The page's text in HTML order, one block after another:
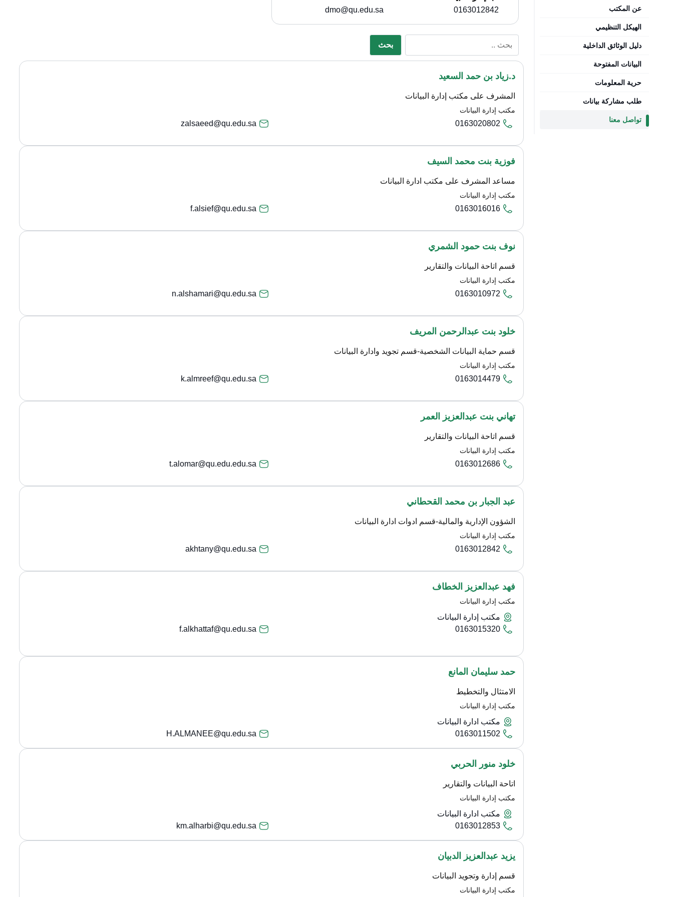
عن المكتب
الهيكل التنظيمي
دليل الوثائق الداخلية
البيانات المفتوحة
حرية المعلومات
طلب مشاركة بيانات
تواصل معنا
0163012842
dmo@qu.edu.sa
بحث
د.زياد بن حمد السعيد
المشرف على مكتب إدارة البيانات
مكتب إدارة البيانات
0163020802
zalsaeed@qu.edu.sa
فوزية بنت محمد السيف
مساعد المشرف على مكتب ادارة البيانات
مكتب إدارة البيانات
0163016016
f.alsief@qu.edu.sa
نوف بنت حمود الشمري
قسم اتاحة البيانات والتقارير
مكتب إدارة البيانات
0163010972
n.alshamari@qu.edu.sa
خلود بنت عبدالرحمن المريف
قسم حماية البيانات الشخصية-قسم تجويد وادارة البيانات
مكتب إدارة البيانات
0163014479
k.almreef@qu.edu.sa
تهاني بنت عبدالعزيز العمر
قسم اتاحة البيانات والتقارير
مكتب إدارة البيانات
0163012686
t.alomar@qu.edu.edu.sa
عبد الجبار بن محمد القحطاني
الشؤون الإدارية والمالية-قسم ادوات ادارة البيانات
مكتب إدارة البيانات
0163012842
akhtany@qu.edu.sa
فهد عبدالعزيز الخطاف
مكتب إدارة البيانات
مكتب إدارة البيانات
0163015320
f.alkhattaf@qu.edu.sa
حمد سليمان المانع
الامتثال والتخطيط
مكتب إدارة البيانات
مكتب ادارة البيانات
0163011502
H.ALMANEE@qu.edu.sa
خلود منور الحربي
اتاحة البيانات والتقارير
مكتب إدارة البيانات
مكتب ادارة البيانات
0163012853
km.alharbi@qu.edu.sa
يزيد عبدالعزيز الدبيان
قسم إدارة وتجويد البيانات
مكتب إدارة البيانات